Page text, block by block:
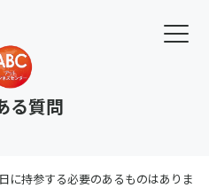
る質問
に持参する必要のあるものはあります